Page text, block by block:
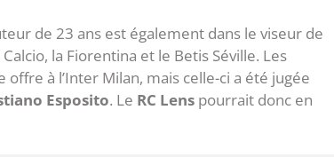
de 23 ans est également dans le viseur de
la Fiorentina et le Betis Séville. Les
à l’Inter Milan, mais celle-ci a été jugée
Esposito. Le RC Lens pourrait donc en